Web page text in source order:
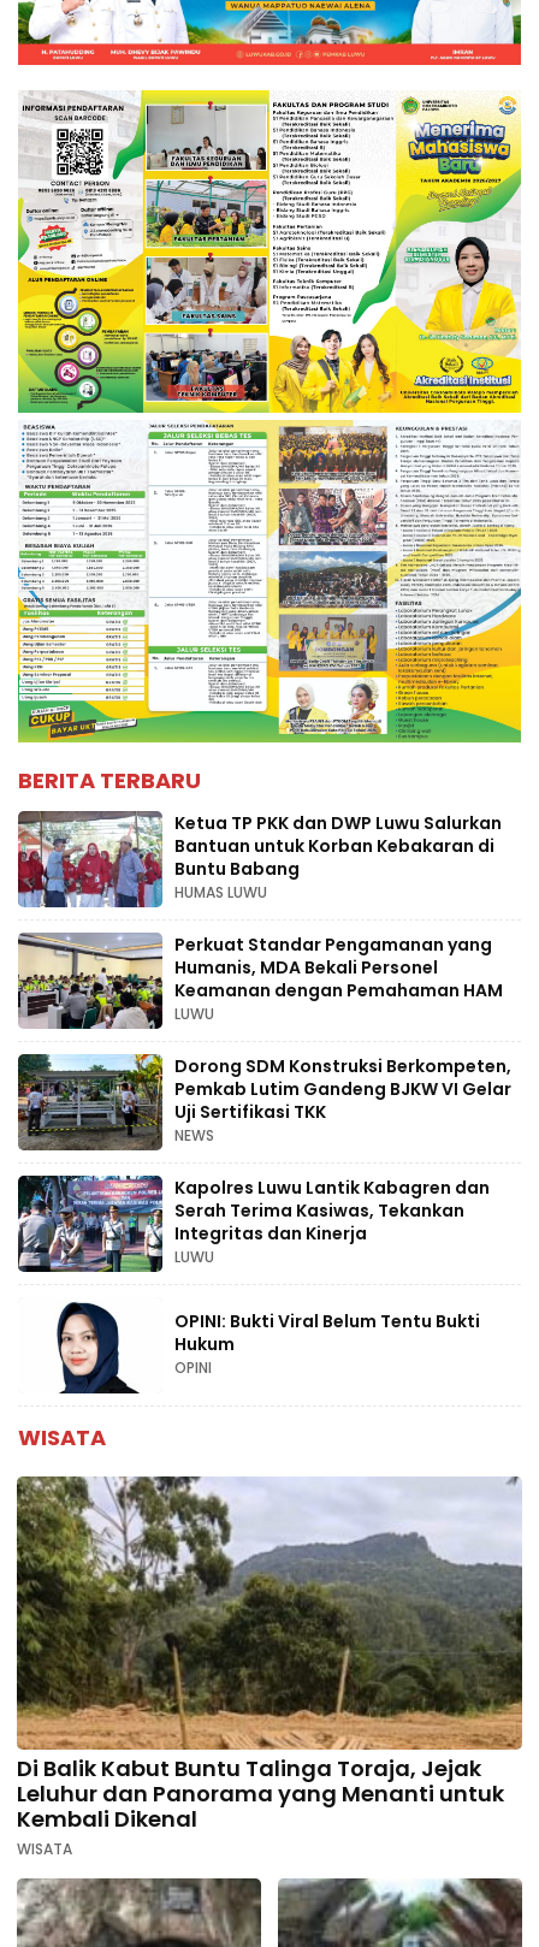
BERITA TERBARU
Ketua TP PKK dan DWP Luwu Salurkan
Bantuan untuk Korban Kebakaran di
Buntu Babang
HUMAS LUWU
Perkuat Standar Pengamanan yang
Humanis, MDA Bekali Personel
Keamanan dengan Pemahaman HAM
LUWU
Dorong SDM Konstruksi Berkompeten,
Pemkab Lutim Gandeng BJKW VI Gelar
Uji Sertifikasi TKK
NEWS
Kapolres Luwu Lantik Kabagren dan
Serah Terima Kasiwas, Tekankan
Integritas dan Kinerja
LUWU
OPINI: Bukti Viral Belum Tentu Bukti
Hukum
OPINI
WISATA
Di Balik Kabut Buntu Talinga Toraja, Jejak
Leluhur dan Panorama yang Menanti untuk
Kembali Dikenal
WISATA